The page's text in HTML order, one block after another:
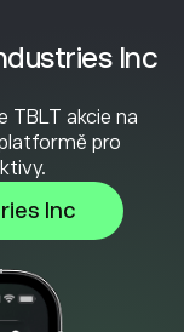
Inc
TBLT akcie na
pro
Inc